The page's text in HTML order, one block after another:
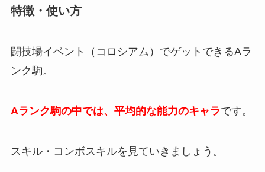
特徴・使い方
闘技場イベント（コロシアム）でゲットできるAラ
ンク駒。
Aランク駒の中では、平均的な能力のキャラです。
スキル・コンボスキルを見ていきましょう。